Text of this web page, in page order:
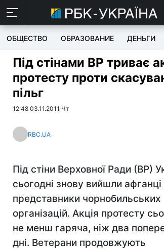
ОБЩЕСТВО ОБРАЗОВАНИЕ ДЕНЬГИ
Під стінами ВР триває
протесту проти
пільг
12:48 03.11.2011 Чт
RBC.UA
Під стіни Верховної Ради (ВР)
сьогодні знову вийшли афганці
представники чорнобильських
організацій. Акція протесту
не менш гаряча, ніж два
дні. Ветерани продовжують